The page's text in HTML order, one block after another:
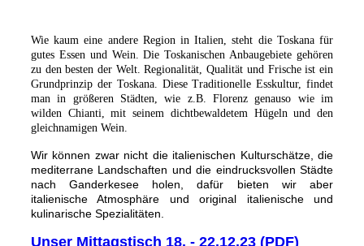
Wie kaum eine andere Region in Italien, steht die Toskana für
gutes Essen und Wein. Die Toskanischen Anbaugebiete gehören
zu den besten der Welt. Regionalität, Qualität und Frische ist ein
Grundprinzip der Toskana. Diese Traditionelle Esskultur, findet
man in größeren Städten, wie z.B. Florenz genauso wie im
wilden Chianti, mit seinem dichtbewaldetem Hügeln und den
gleichnamigen Wein.
Wir können zwar nicht die italienischen Kulturschätze, die
mediterrane Landschaften und die eindrucksvollen Städte
nach Ganderkesee holen, dafür bieten wir aber
italienische Atmosphäre und original italienische und
kulinarische Spezialitäten.
Unser Mittagstisch 18. - 22.12.23 (PDF)